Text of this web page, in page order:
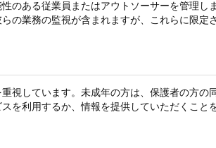
のある従業員またはアウトソーサーを管理
の業務の監視が含まれますが、これらに限定
視しています。未成年の方は、保護者の方の
を利用するか、情報を提供していただくこと